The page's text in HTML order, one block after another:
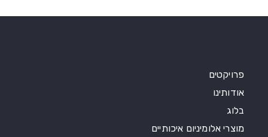
פרויקטים
אודותינו
בלוג
מוצרי אלומיניום איכותיים